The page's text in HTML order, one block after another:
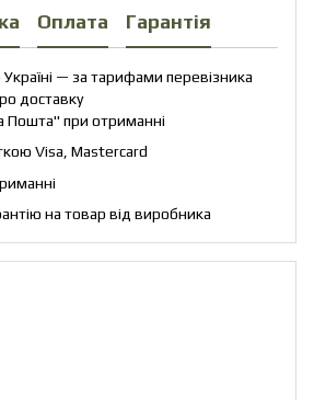
Оплата Гарантія
— за тарифами перевізника
доставку
Пошта" при отриманні
Visa, Mastercard
на товар від виробника